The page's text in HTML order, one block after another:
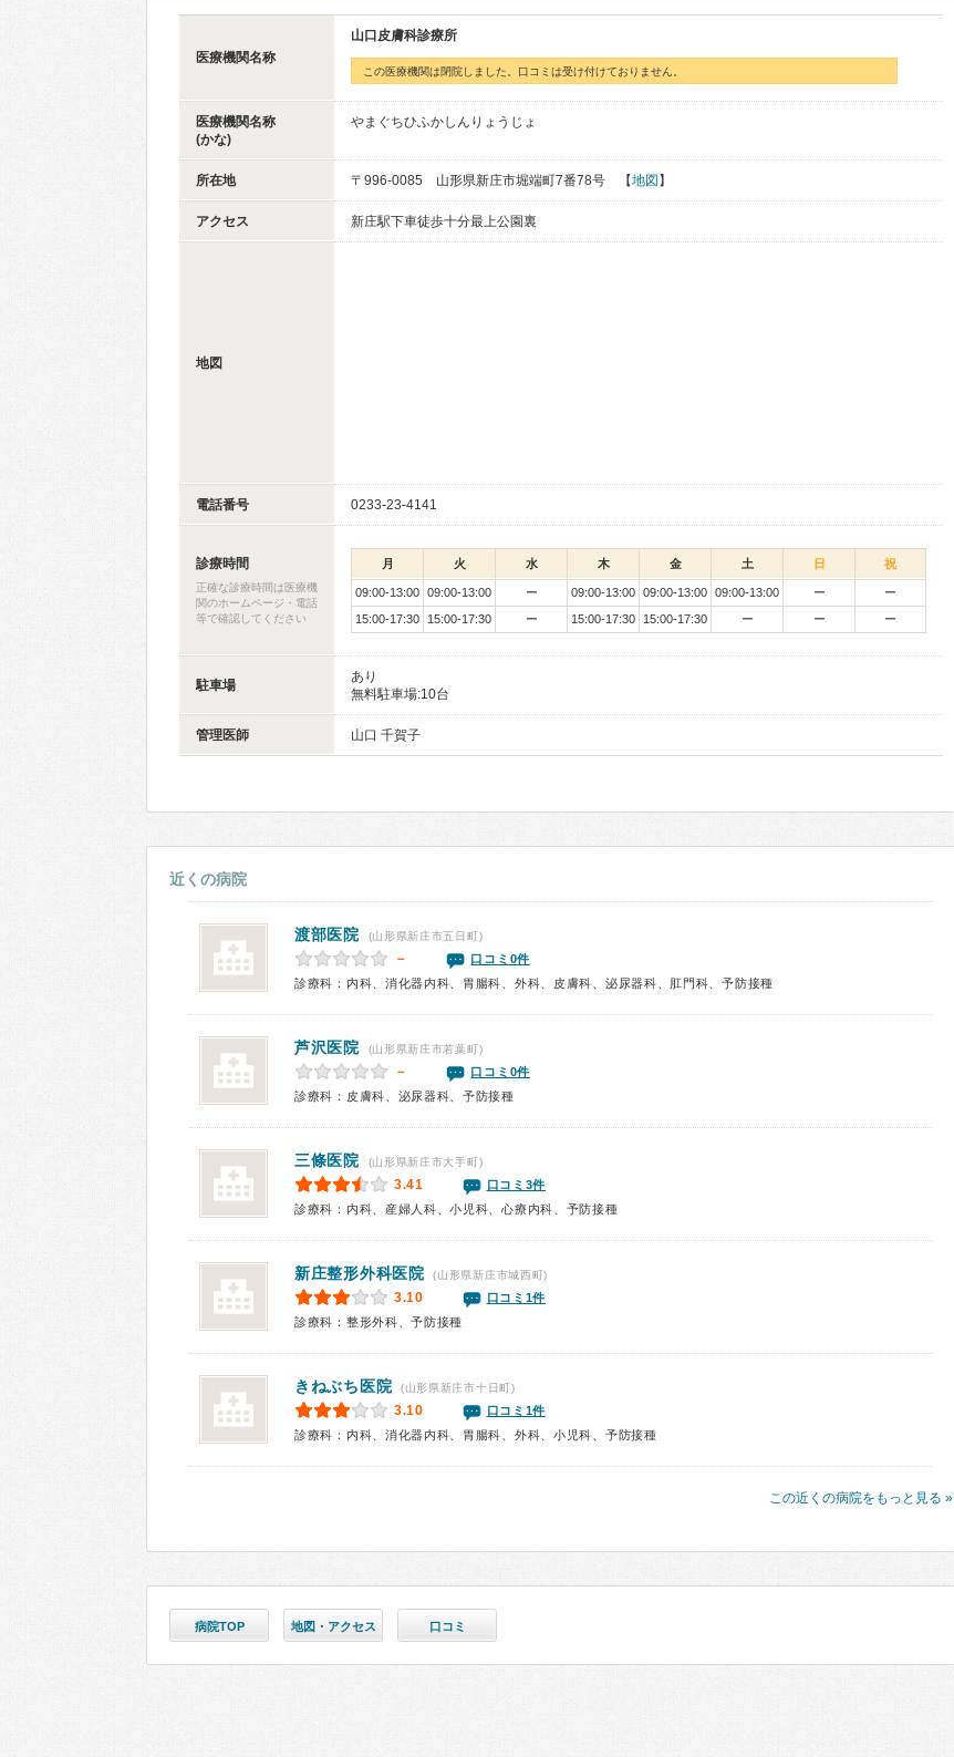
医療機関名称
山口皮膚科診療所
この医療機関は閉院しました。口コミは受け付けておりません。
医療機関名称
(かな)
やまぐちひふかしんりょうじょ
所在地 〒996-0085 山形県新庄市堀端町7番78号 【地図 】
アクセス 新庄駅下車徒歩十分最上公園裏
地図
電話番号 0233-23-4141
診療時間
正確な診療時間は医療機
関のホームページ・電話
等で確認してください
月 火 水 木 金 土 日 祝
09:00-13:00 09:00-13:00 ー 09:00-13:00 09:00-13:00 09:00-13:00 ー
ー
15:00-17:30
15:00-17:30 ー 15:00-17:30 15:00-17:30 ー ー ー
駐車場
あり
無料駐車場:10台
管理医師 山口 千賀子
近くの病院
渡部医院 (山形県新庄市五日町)
－
口コミ0件
診療科：内科、消化器内科、胃腸科、外科、皮膚科、泌尿器科、肛門科、予防接種
芦沢医院 (山形県新庄市若葉町)
－
口コミ0件
診療科：皮膚科、泌尿器科、予防接種
三條医院 (山形県新庄市大手町)
3.41
口コミ3件
診療科：内科、産婦人科、小児科、心療内科、予防接種
新庄整形外科医院 (山形県新庄市城西町)
3.10
口コミ1件
診療科：整形外科、予防接種
きねぶち医院 (山形県新庄市十日町)
3.10
口コミ1件
診療科：内科、消化器内科、胃腸科、外科、小児科、予防接種
この近くの病院をもっと見る »
病院TOP 地図・アクセス 口コミ